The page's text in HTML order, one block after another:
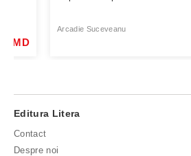
Arcadie Suceveanu
Editura Litera
Contact
Despre noi